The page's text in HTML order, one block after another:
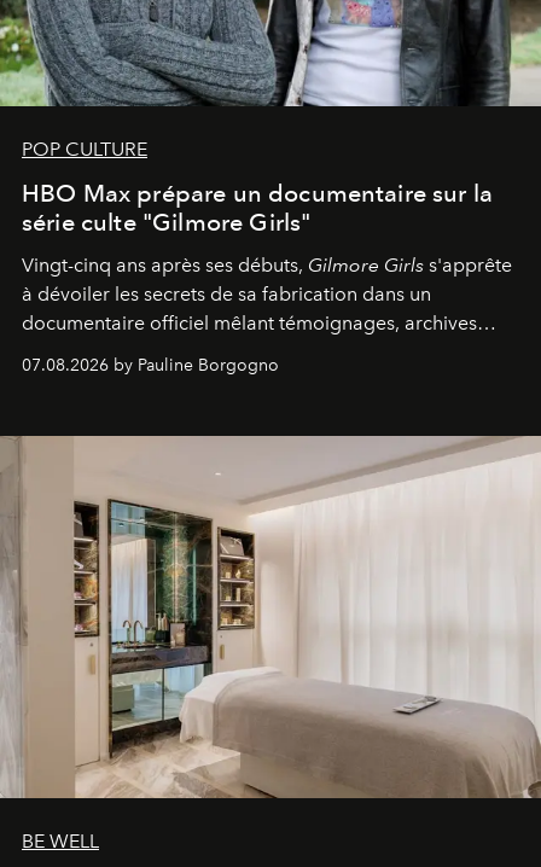
POP CULTURE
HBO Max prépare un documentaire sur la
série culte "Gilmore Girls"
Vingt-cinq ans après ses débuts, Gilmore Girls s'apprête
à dévoiler les secrets de sa fabrication dans un
documentaire officiel mêlant témoignages, archives
inédites et plongée dans les coulisses d'un phénomène
générationnel.
07.08.2026 by Pauline Borgogno
BE WELL